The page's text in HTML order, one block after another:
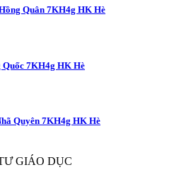
Quân 7KH4g HK Hè
Quốc 7KH4g HK Hè
Quyên 7KH4g HK Hè
GIÁO DỤC